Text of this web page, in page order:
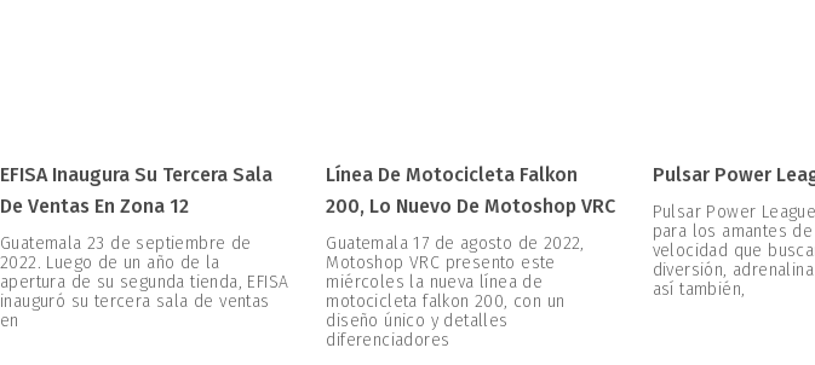
EFISA Inaugura Su Tercera Sala
De Ventas En Zona 12
Guatemala 23 de septiembre de
2022. Luego de un año de la
apertura de su segunda tienda, EFISA
inauguró su tercera sala de ventas
en
Línea De Motocicleta Falkon
200, Lo Nuevo De Motoshop VRC
Guatemala 17 de agosto de 2022,
Motoshop VRC presento este
miércoles la nueva línea de
motocicleta falkon 200, con un
diseño único y detalles
diferenciadores
Pulsar Power
Pulsar Power
para los amantes
velocidad que
diversión,
así también,